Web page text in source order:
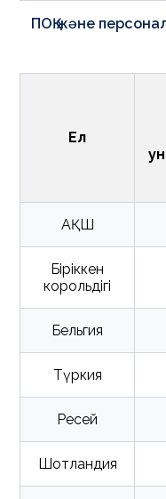
ПОҚ және
Ел
АҚШ
Біріккен
корольдігі
Бельгия
Түркия
Ресей
Шотландия